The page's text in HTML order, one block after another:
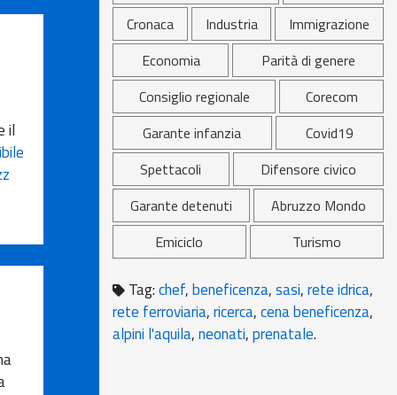
il
Cronaca
Industria
Immigrazione
Economia
Parità di genere
Consiglio regionale
Corecom
Garante infanzia
Covid19
Spettacoli
Difensore civico
Garante detenuti
Abruzzo Mondo
Emiciclo
Turismo
Tag:chef,beneficenza,sasi,rete idrica,
rete ferroviaria,ricerca,cena beneficenza,
alpini l'aquila,neonati,prenatale.